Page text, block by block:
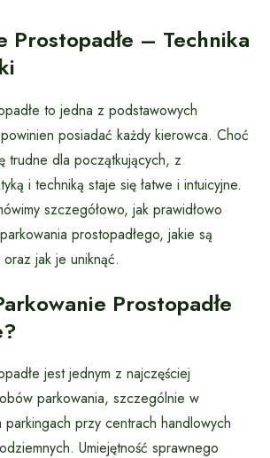
Prostopadłe – Technika
to jedna z podstawowych
posiadać każdy kierowca. Choć
trudne dla początkujących, z
i techniką staje się łatwe i intuicyjne.
szczegółowo, jak prawidłowo
prostopadłego, jakie są
jak je uniknąć.
Prostopadłe
jest jednym z najczęściej
parkowania, szczególnie w
parkingach przy centrach handlowych
Umiejętność sprawnego